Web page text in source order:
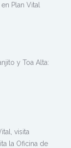
Plan Vital
y Toa Alta:
visita
la Oficina de